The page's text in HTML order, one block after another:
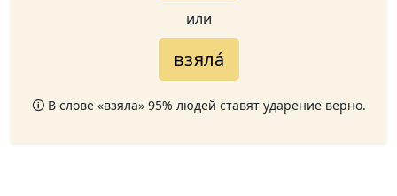
или
взяла́
🛈 В слове «взяла» 95% людей ставят ударение верно.